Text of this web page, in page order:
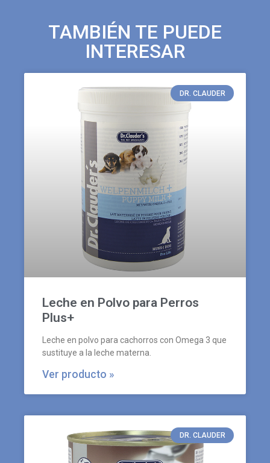
TAMBIÉN TE PUEDE
INTERESAR
DR. CLAUDER
Leche en Polvo para Perros
Plus+
Leche en polvo para cachorros con Omega 3 que
sustituye a la leche materna.
Ver producto »
DR. CLAUDER